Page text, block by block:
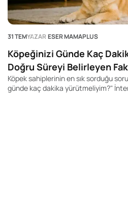
31 TEMYAZAR ESER MAMAPLUS
Köpeğinizi Günde Kaç
Doğru Süreyi Belirleyen
Köpek sahiplerinin en sık sorduğu
günde kaç dakika yürütmeliyim?"